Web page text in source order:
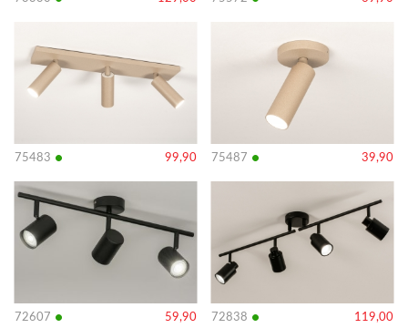
75483 • 99,90
details
75487 • 39,90
72607 • 59,90
Bekijk
details
72838 • 119,00
Bekijk